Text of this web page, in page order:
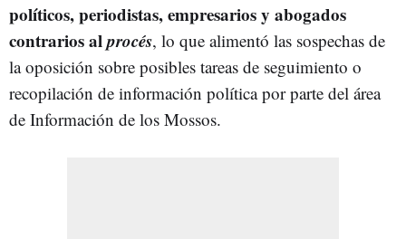
políticos, periodistas, empresarios y abogados
contrarios alprocés, lo que alimentó las sospechas de
la oposición sobre posibles tareas de seguimiento o
recopilación de información política por parte del área
de Información de los Mossos.